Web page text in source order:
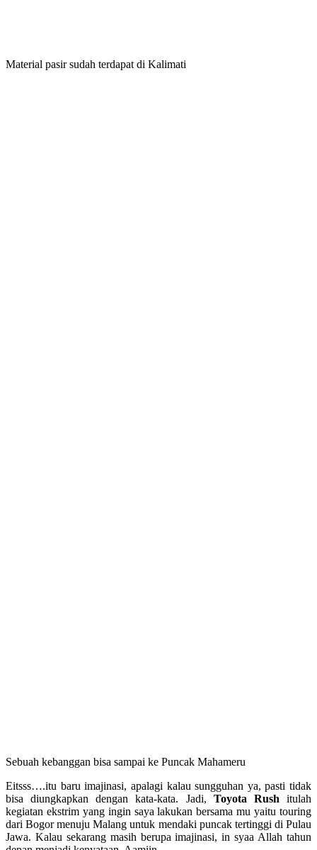
Material pasir sudah terdapat di Kalimati
Sebuah kebanggan bisa sampai ke Puncak Mahameru
Eitsss….itu baru imajinasi, apalagi kalau sungguhan ya, pasti tidak
bisa diungkapkan dengan kata-kata. Jadi, Toyota Rush itulah
kegiatan ekstrim yang ingin saya lakukan bersama mu yaitu touring
dari Bogor menuju Malang untuk mendaki puncak tertinggi di Pulau
Jawa. Kalau sekarang masih berupa imajinasi, in syaa Allah tahun